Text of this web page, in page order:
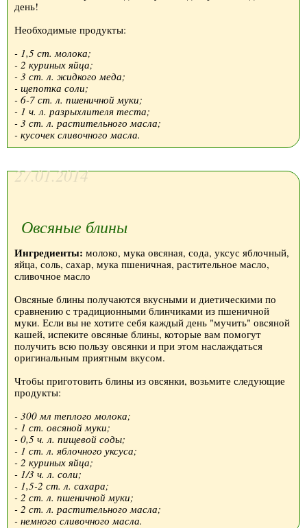
день!
Необходимые продукты:
- 1,5 ст. молока;
- 2 куриных яйца;
- 3 ст. л. жидкого меда;
- щепотка соли;
- 6-7 ст. л. пшеничной муки;
- 1 ч. л. разрыхлителя теста;
- 3 ст. л. растительного масла;
- кусочек сливочного масла.
27.01.2014
Овсяные блины
Ингредиенты: молоко, мука овсяная, сода, уксус яблочный,
яйца, соль, сахар, мука пшеничная, растительное масло,
сливочное масло
Овсяные блины получаются вкусными и диетическими по
сравнению с традиционными блинчиками из пшеничной
муки. Если вы не хотите себя каждый день "мучить" овсяной
кашей, испеките овсяные блины, которые вам помогут
получить всю пользу овсянки и при этом наслаждаться
оригинальным приятным вкусом.
Чтобы приготовить блины из овсянки, возьмите следующие
продукты:
- 300 мл теплого молока;
- 1 ст. овсяной муки;
- 0,5 ч. л. пищевой соды;
- 1 ст. л. яблочного уксуса;
- 2 куриных яйца;
- 1/3 ч. л. соли;
- 1,5-2 ст. л. сахара;
- 2 ст. л. пшеничной муки;
- 2 ст. л. растительного масла;
- немного сливочного масла.